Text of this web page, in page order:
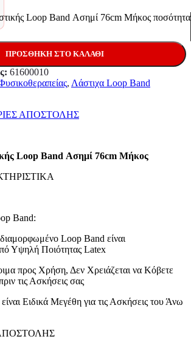
Loop Band Ασημί 76cm Μήκος ποσότητα
ΠΡΟΣΘΉΚΗ ΣΤΟ ΚΑΛΆΘΙ
61600010
, Λάστιχα Loop Band
ΑΠΟΣΤΟΛΗΣ
Loop Band Ασημί 76cm Μήκος
Band:
Loop Band είναι
Υψηλή Ποιότητας Latex
προς Xρήση, Δεν Χρειάζεται να Kόβετε
τις Ασκήσεις σας
Eιδικά Μεγέθη για τις Ασκήσεις του Άνω